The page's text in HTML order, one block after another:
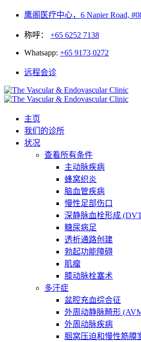
鹰阁医疗中心，6 Napier Road,
称呼： +65 6252 7138
Whatsapp: +65 9173 0272
远程会诊
主页
我们的诊所
状况
查看所有条件
主动脉疾病
蜂窝织炎
脑血管疾病
慢性足部伤口
深静脉血栓形成
糖尿病足
透析通路创建
勃起功能障碍
肌瘤
膝动脉栓塞术
多汗症
盆腔充血综合征
外周动静脉畸形
外周动脉疾病
腘窝压迫和慢性筋膜